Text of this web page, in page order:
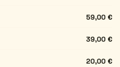
59,00 €
39,00 €
20,00 €